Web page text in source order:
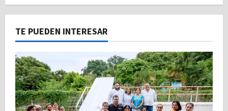
TE PUEDEN INTERESAR